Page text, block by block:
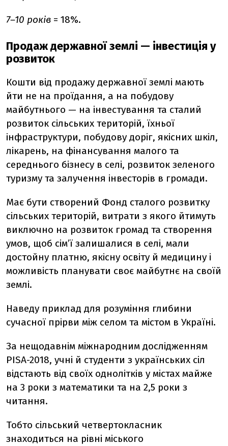
7–10 років = 18%.
Продаж державної землі — інвестиція у
розвиток
Кошти від продажу державної землі мають
йти не на проїдання, а на побудову
майбутнього — на інвестування та сталий
розвиток сільських територій, їхньої
інфраструктури, побудову доріг, якісних шкіл,
лікарень, на фінансування малого та
середнього бізнесу в селі, розвиток зеленого
туризму та залучення інвесторів в громади.
Має бути створений Фонд сталого розвитку
сільських територій, витрати з якого йтимуть
виключно на розвиток громад та створення
умов, щоб сім’ї залишалися в селі, мали
достойну платню, якісну освіту й медицину і
можливість планувати своє майбутнє на своїй
землі.
Наведу приклад для розуміння глибини
сучасної прірви між селом та містом в Україні.
За нещодавнім міжнародним дослідженням
PISA-2018, учні й студенти з українських сіл
відстають від своїх однолітків у містах майже
на 3 роки з математики та на 2,5 роки з
читання.
Тобто сільський четвертокласник
знаходиться на рівні міського